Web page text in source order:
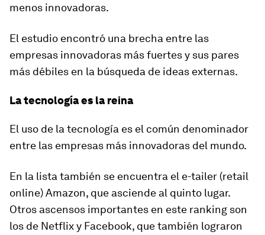
menos innovadoras.
El estudio encontró una brecha entre las
empresas innovadoras más fuertes y sus pares
más débiles en la búsqueda de ideas externas.
La tecnología es la reina
El uso de la tecnología es el común denominador
entre las empresas más innovadoras del mundo.
En la lista también se encuentra el e-tailer (retail
online) Amazon, que asciende al quinto lugar.
Otros ascensos importantes en este ranking son
los de Netflix y Facebook, que también lograron